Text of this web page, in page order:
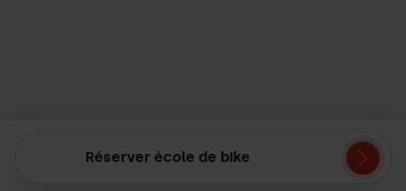
Réserver école de bike